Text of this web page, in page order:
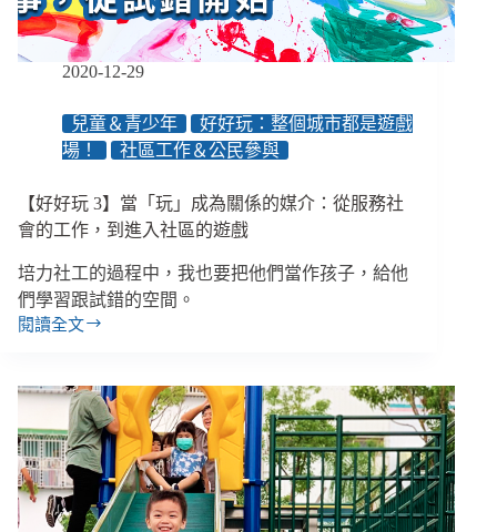
錯
／
創
就
是
裝
新
酒
2020-12-29
兒童＆青少年
好好玩：整個城市都是遊戲
場！
社區工作＆公民參與
【好好玩 3】當「玩」成為關係的媒介：從服務社
會的工作，到進入社區的遊戲
培力社工的過程中，我也要把他們當作孩子，給他
們學習跟試錯的空間。
閱讀全文
【好
3】
當
「玩」
成
為
關